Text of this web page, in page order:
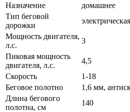
Назначение
домашнее
Тип беговой
дорожки
электрическая
Мощность двигателя,
л.с.
3
Пиковая мощность
двигателя, л.с.
4,5
Скорость
1-18
Беговое полотно
1,6 мм,
Длина бегового
полотна, см
140